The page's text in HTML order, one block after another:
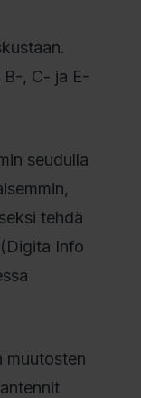
, C- ja E-
seudulla
tehdä
Info
muutosten